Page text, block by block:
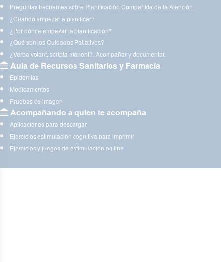
Preguntas frecuentes sobre Planificación Compartida de la Atención
¿Cuándo empezar a planificar?
¿Por dónde empezar la planificación?
¿Qué son los Cuidados Paliativos?
¿Verba volant, scripta manent?. Acompañar y documentar.
Aula de Recursos Sanitarios y Farmacia
Epidemias
Medicamentos
Pruebas de imagen
Acompañando a quien te acompaña
Aplicaciones para descargar
Ejercicios estimulación cognitiva para imprimir
Ejercicios y juegos de estimulación on line